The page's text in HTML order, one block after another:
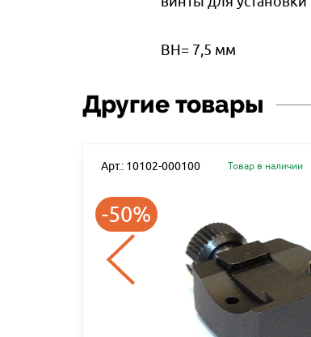
ВН= 7,5 мм
Другие товары
Арт.: 10102-000100 Товар в наличии
-50%